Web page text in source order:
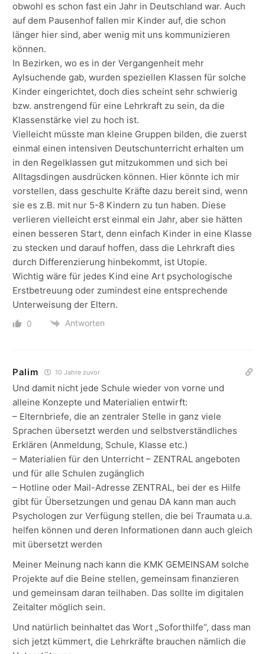
obwohl es schon fast ein Jahr in Deutschland war. Auch
auf dem Pausenhof fallen mir Kinder auf, die schon
länger hier sind, aber wenig mit uns kommunizieren
können.
In Bezirken, wo es in der Vergangenheit mehr
Aylsuchende gab, wurden speziellen Klassen für solche
Kinder eingerichtet, doch dies scheint sehr schwierig
bzw. anstrengend für eine Lehrkraft zu sein, da die
Klassenstärke viel zu hoch ist.
Vielleicht müsste man kleine Gruppen bilden, die zuerst
einmal einen intensiven Deutschunterricht erhalten um
in den Regelklassen gut mitzukommen und sich bei
Alltagsdingen ausdrücken können. Hier könnte ich mir
vorstellen, dass geschulte Kräfte dazu bereit sind, wenn
sie es z.B. mit nur 5-8 Kindern zu tun haben. Diese
verlieren vielleicht erst einmal ein Jahr, aber sie hätten
einen besseren Start, denn einfach Kinder in eine Klasse
zu stecken und darauf hoffen, dass die Lehrkraft dies
durch Differenzierung hinbekommt, ist Utopie.
Wichtig wäre für jedes Kind eine Art psychologische
Erstbetreuung oder zumindest eine entsprechende
Unterweisung der Eltern.
0 Antworten
Palim 10 Jahre zuvor
Und damit nicht jede Schule wieder von vorne und
alleine Konzepte und Materialien entwirft:
– Elternbriefe, die an zentraler Stelle in ganz viele
Sprachen übersetzt werden und selbstverständliches
Erklären (Anmeldung, Schule, Klasse etc.)
– Materialien für den Unterricht – ZENTRAL angeboten
und für alle Schulen zugänglich
– Hotline oder Mail-Adresse ZENTRAL, bei der es Hilfe
gibt für Übersetzungen und genau DA kann man auch
Psychologen zur Verfügung stellen, die bei Traumata u.a.
helfen können und deren Informationen dann auch gleich
mit übersetzt werden
Meiner Meinung nach kann die KMK GEMEINSAM solche
Projekte auf die Beine stellen, gemeinsam finanzieren
und gemeinsam daran teilhaben. Das sollte im digitalen
Zeitalter möglich sein.
Und natürlich beinhaltet das Wort „Soforthilfe“, dass man
sich jetzt kümmert, die Lehrkräfte brauchen nämlich die